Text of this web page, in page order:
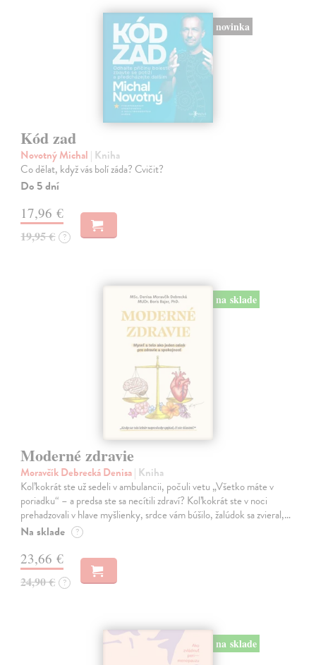
novinka
Kód zad
Novotný Michal | Kniha
Co dělat, když vás bolí záda? Cvičit?
Do 5 dní
17,96 €
19,95 € ?
na sklade
Moderné zdravie
Moravčík Debrecká Denisa| Kniha
Koľkokrát ste už sedeli v ambulancii, počuli vetu „Všetko máte v
poriadku“ – a predsa ste sa necítili zdraví? Koľkokrát ste v noci
prehadzovali v hlave myšlienky, srdce vám búšilo, žalúdok sa zvieral,…
Na sklade ?
23,66 €
24,90 € ?
na sklade